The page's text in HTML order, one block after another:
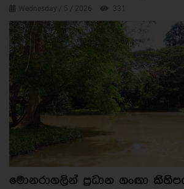
Wednesday / 5 / 2026 331
මොනරාගලින් ප්‍රධාන ගංඟා